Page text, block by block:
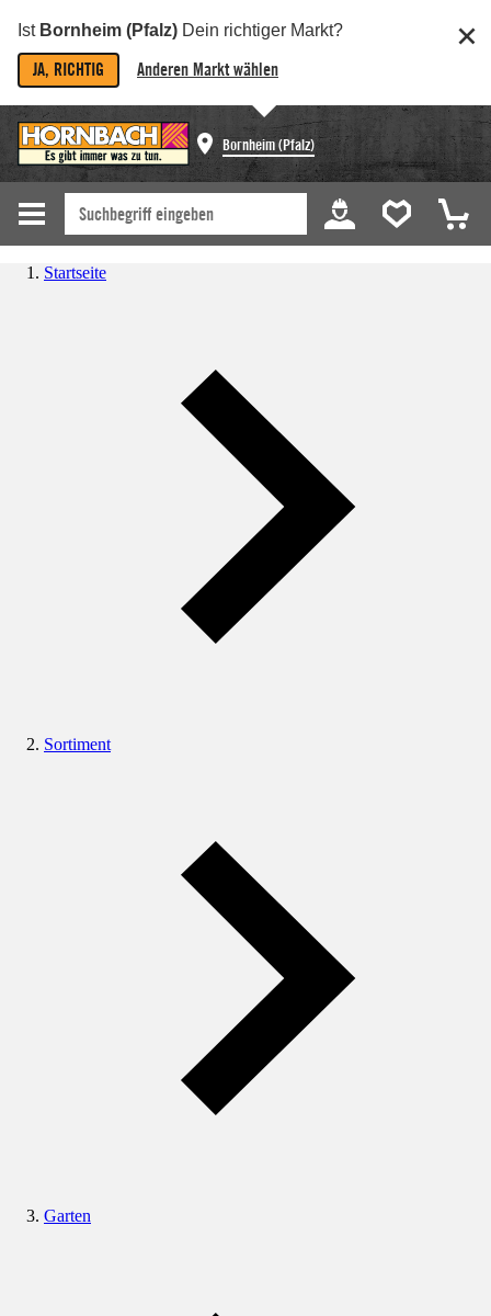
Ist Bornheim (Pfalz) Dein richtiger Markt?
JA, RICHTIG Anderen Markt wählen
Bornheim (Pfalz)
Startseite
Sortiment
Garten